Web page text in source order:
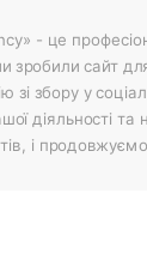
- це
зробили сайт
зі збору у
діяльності
і